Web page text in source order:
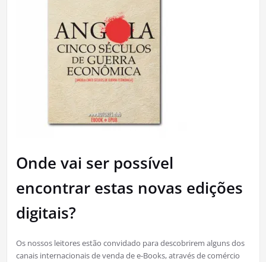
Onde vai ser possível
encontrar estas novas edições
digitais?
Os nossos leitores estão convidado para descobrirem alguns dos
canais internacionais de venda de e-Books, através de comércio